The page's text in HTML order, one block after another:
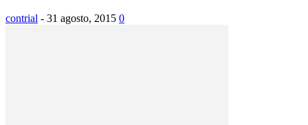
contrial - 31 agosto, 2015 0